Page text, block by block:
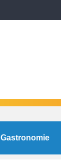
Gastronomie